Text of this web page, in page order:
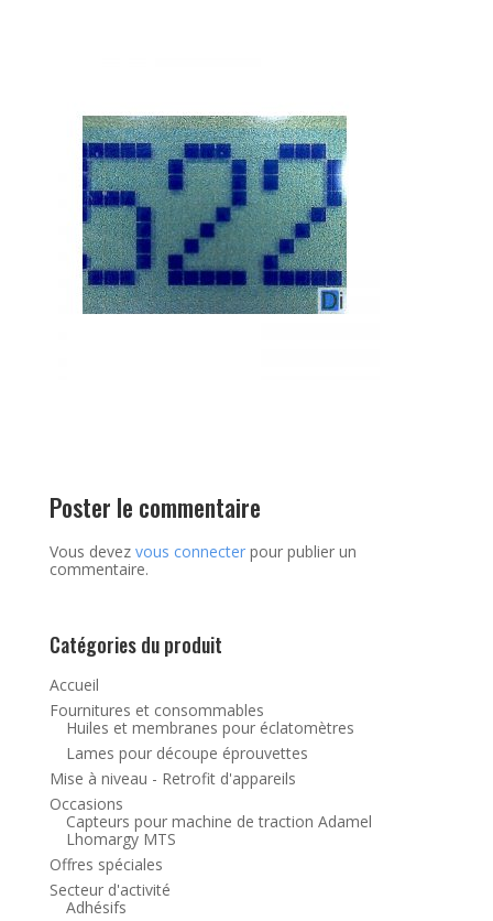
Poster le commentaire
Vous devez vous connecterpour publier un
commentaire.
Catégories du produit
Accueil
Fournitures et consommables
Huiles et membranes pour éclatomètres
Lames pour découpe éprouvettes
Mise à niveau - Retrofit d'appareils
Occasions
Capteurs pour machine de traction Adamel
Lhomargy MTS
Offres spéciales
Secteur d'activité
Adhésifs